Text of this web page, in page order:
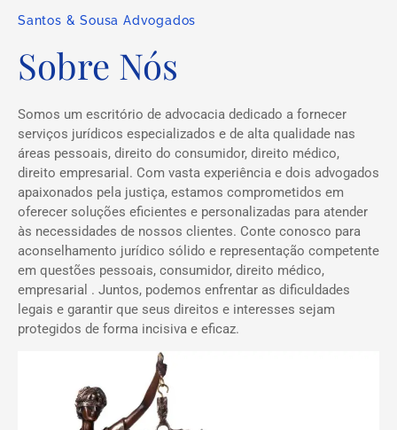
Santos & Sousa Advogados
Sobre Nós
Somos um escritório de advocacia dedicado a fornecer
serviços jurídicos especializados e de alta qualidade nas
áreas pessoais, direito do consumidor, direito médico,
direito empresarial. Com vasta experiência e dois advogados
apaixonados pela justiça, estamos comprometidos em
oferecer soluções eficientes e personalizadas para atender
às necessidades de nossos clientes. Conte conosco para
aconselhamento jurídico sólido e representação competente
em questões pessoais, consumidor, direito médico,
empresarial . Juntos, podemos enfrentar as dificuldades
legais e garantir que seus direitos e interesses sejam
protegidos de forma incisiva e eficaz.